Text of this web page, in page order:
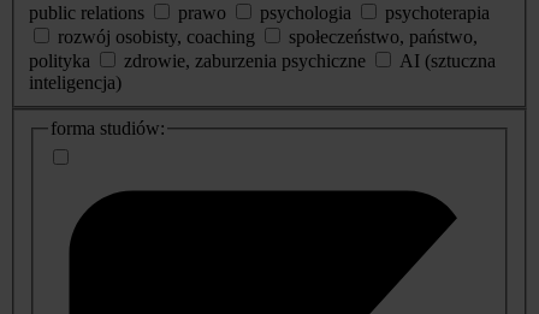
public relations
prawo psychologia
psychoterapia
rozwój osobisty, coaching
społeczeństwo, państwo,
polityka
zdrowie, zaburzenia psychiczne
AI (sztuczna
inteligencja)
dodatkowe
informacje
forma studiów: